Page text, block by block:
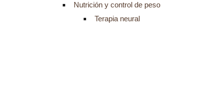
Nutrición y control de peso
Terapia neural